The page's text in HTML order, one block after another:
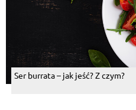
Ser burrata – jak jeść? Z czym?